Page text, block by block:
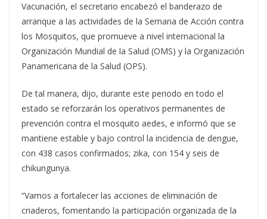
Vacunación, el secretario encabezó el banderazo de
arranque a las actividades de la Semana de Acción contra
los Mosquitos, que promueve a nivel internacional la
Organización Mundial de la Salud (OMS) y la Organización
Panamericana de la Salud (OPS).
De tal manera, dijo, durante este periodo en todo el
estado se reforzarán los operativos permanentes de
prevención contra el mosquito aedes, e informó que se
mantiene estable y bajo control la incidencia de dengue,
con 438 casos confirmados; zika, con 154 y seis de
chikungunya.
“Vamos a fortalecer las acciones de eliminación de
criaderos, fomentando la participación organizada de la